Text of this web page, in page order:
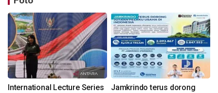
International Lecture Series
Jamkrindo terus dorong